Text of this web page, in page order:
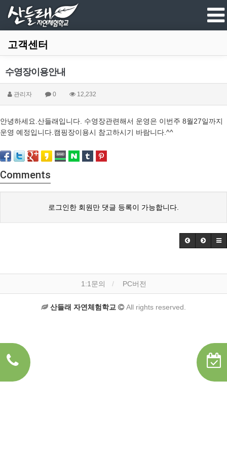
고객센터
수영장이용안내
관리자 0 12,232
안녕하세요.산들래입니다. 수영장관련해서 운영은 이번주 8월27일까지
운영 예정입니다.캠핑장이용시 참고하시기 바람니다.^^
Comments
로그인한 회원만 댓글 등록이 가능합니다.
1:1문의 PC버전
산들래 자연체험학교 All rights reserved.